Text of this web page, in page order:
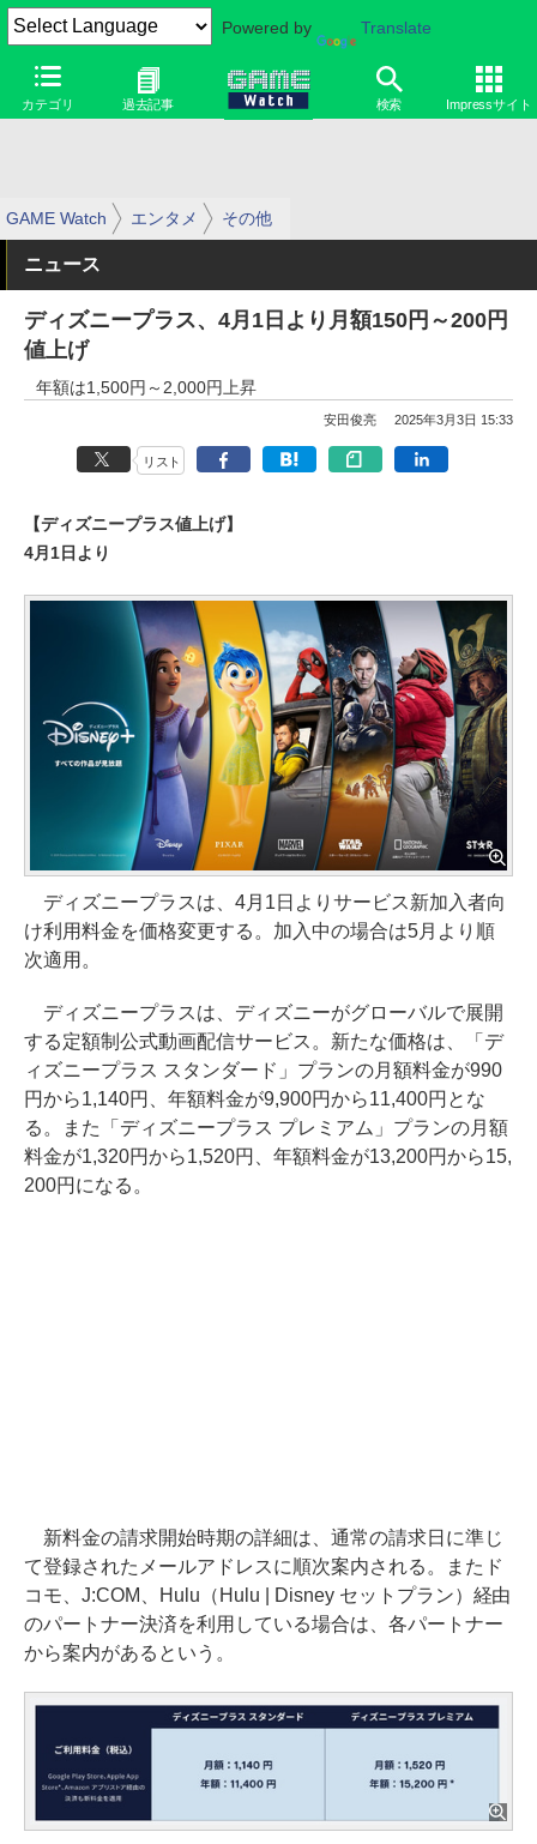
Powered by Translate
カテゴリ 過去記事 検索 Impressサイト
GAME Watch エンタメ その他
ニュース
ディズニープラス、4月1日より月額150円～200円
値上げ
年額は1,500円～2,000円上昇
安田俊亮 2025年3月3日 15:33
リスト
【ディズニープラス値上げ】
4月1日より
ディズニープラスは、4月1日よりサービス新加入者向
け利用料金を価格変更する。加入中の場合は5月より順
次適用。
ディズニープラスは、ディズニーがグローバルで展開
する定額制公式動画配信サービス。新たな価格は、「デ
ィズニープラス スタンダード」プランの月額料金が990
円から1,140円、年額料金が9,900円から11,400円とな
る。また「ディズニープラス プレミアム」プランの月額
料金が1,320円から1,520円、年額料金が13,200円から15,
200円になる。
新料金の請求開始時期の詳細は、通常の請求日に準じ
て登録されたメールアドレスに順次案内される。またド
コモ、J:COM、Hulu（Hulu | Disney セットプラン）経由
のパートナー決済を利用している場合は、各パートナー
から案内があるという。